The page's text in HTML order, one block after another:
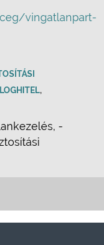
vingatlanpart-
,
-